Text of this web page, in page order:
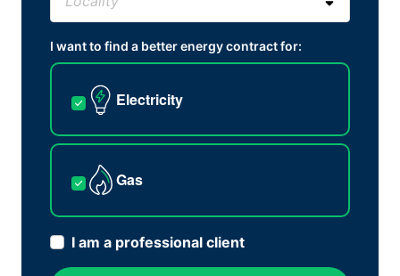
I want to find a better energy contract for:
Electricity
Gas
I am a professional client